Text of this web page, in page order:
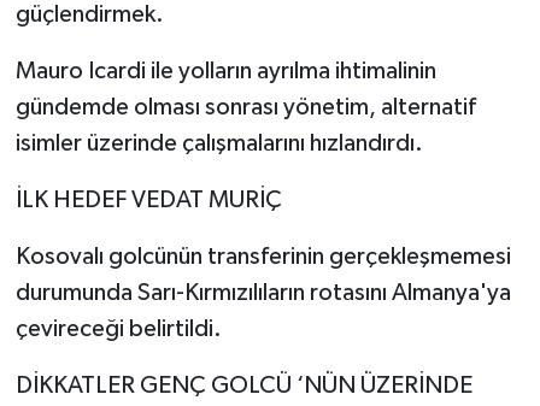
güçlendirmek.
Mauro Icardi ile yolların ayrılma ihtimalinin
gündemde olması sonrası yönetim, alternatif
isimler üzerinde çalışmalarını hızlandırdı.
İLK HEDEF VEDAT MURİÇ
Kosovalı golcünün transferinin gerçekleşmemesi
durumunda Sarı-Kırmızılıların rotasını Almanya'ya
çevireceği belirtildi.
DİKKATLER GENÇ GOLCÜ ‘NÜN ÜZERİNDE
Video Haber
Yemek